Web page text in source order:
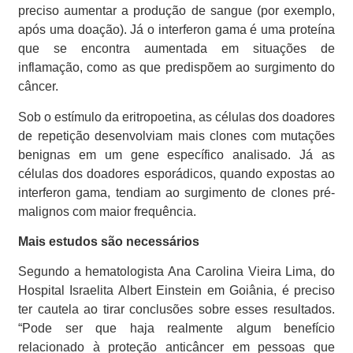
preciso aumentar a produção de sangue (por exemplo,
após uma doação). Já o interferon gama é uma proteína
que se encontra aumentada em situações de
inflamação, como as que predispõem ao surgimento do
câncer.
Sob o estímulo da eritropoetina, as células dos doadores
de repetição desenvolviam mais clones com mutações
benignas em um gene específico analisado. Já as
células dos doadores esporádicos, quando expostas ao
interferon gama, tendiam ao surgimento de clones pré-
malignos com maior frequência.
Mais estudos são necessários
Segundo a hematologista Ana Carolina Vieira Lima, do
Hospital Israelita Albert Einstein em Goiânia, é preciso
ter cautela ao tirar conclusões sobre esses resultados.
“Pode ser que haja realmente algum benefício
relacionado à proteção anticâncer em pessoas que